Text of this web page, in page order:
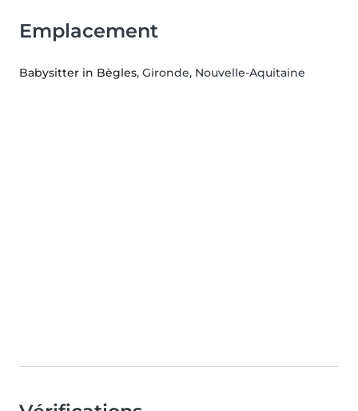
Emplacement
Babysitter in Bègles, Gironde, Nouvelle-Aquitaine